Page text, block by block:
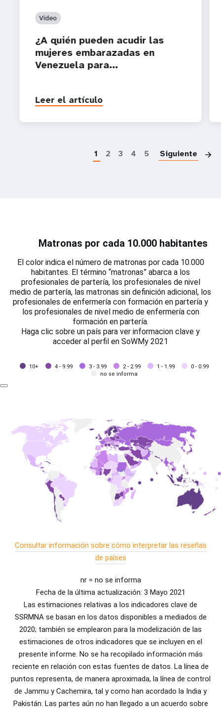
Vídeo
¿A quién pueden acudir las
mujeres embarazadas en
Venezuela para...
Leer el artículo
1 2 3 4 5 Siguiente
Matronas por cada 10.000 habitantes
El color indica el número de matronas por cada 10.000
habitantes. El término “matronas” abarca a los
profesionales de partería, los profesionales de nivel
medio de partería, las matronas sin definición adicional, los
profesionales de enfermería con formación en partería y
los profesionales de nivel medio de enfermería con
formación en partería.
Haga clic sobre un país para ver informacion clave y
acceder al perfil en SoWMy 2021
10+ 4 - 9.99 3 - 3.99 2 - 2.99 1 - 1.99
0 - 0.99
no se informa
Consultar información sobre cómo interpretar las reseñas
de países
nr = no se informa
Fecha de la última actualización: 3 Mayo 2021
Las estimaciones relativas a los indicadores clave de
SSRMNA se basan en los datos disponibles a mediados de
2020; también se emplearon para la modelización de las
estimaciones de otros indicadores que se incluyen en el
presente informe. No se ha recopilado información más
reciente en relación con estas fuentes de datos. La línea de
puntos representa, de manera aproximada, la línea de control
de Jammu y Cachemira, tal y como han acordado la India y
Pakistán. Las partes aún no han llegado a un acuerdo sobre